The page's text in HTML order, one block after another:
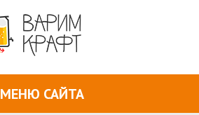
МЕНЮ САЙТА